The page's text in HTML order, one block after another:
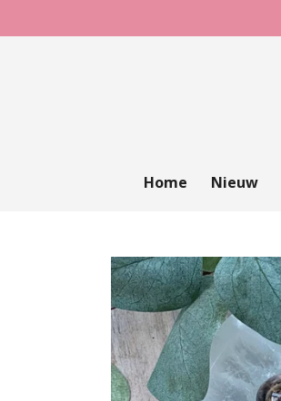
direct
Home Nieuw